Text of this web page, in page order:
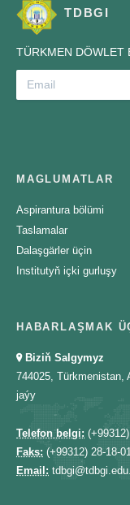
TDBGI
TÜRKMEN DÖWLET
MAGLUMATLAR
Aspirantura bölümi
Taslamalar
Dalaşgärler üçin
Institutyň içki gurluşy
HABARLAŞMAK
Biziň Salgymyz
744025, Türkmenistan,
jaýy
Telefon belgi:
Faks: (+99312) 28-18-01
Email: